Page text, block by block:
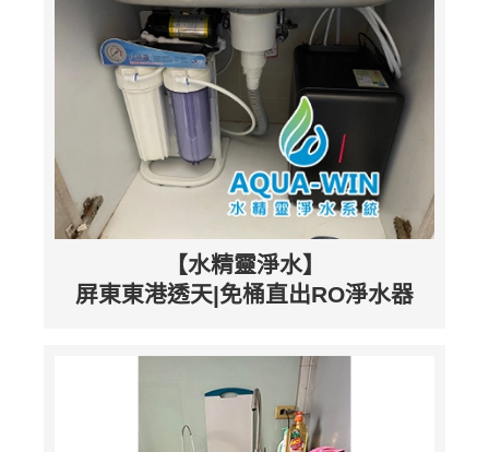
【水精靈淨水】
屏東東港透天|免桶直出RO淨水器